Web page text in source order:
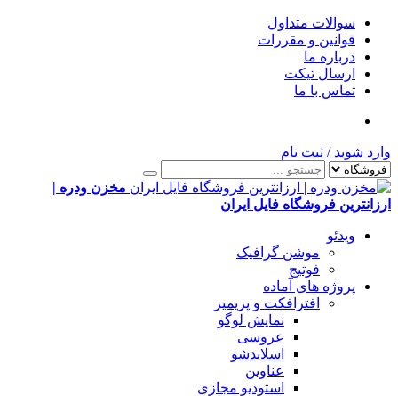
سوالات متداول
قوانین و مقررات
درباره ما
ارسال تیکت
تماس با ما
وارد شوید / ثبت نام
مخزن ودره |
ارزانترین فروشگاه فایل ایران
ویدئو
موشن گرافیک
فوتیج
پروژه های آماده
افترافکت و پریمیر
نمایش لوگو
عروسی
اسلایدشو
عناوین
استودیو مجازی